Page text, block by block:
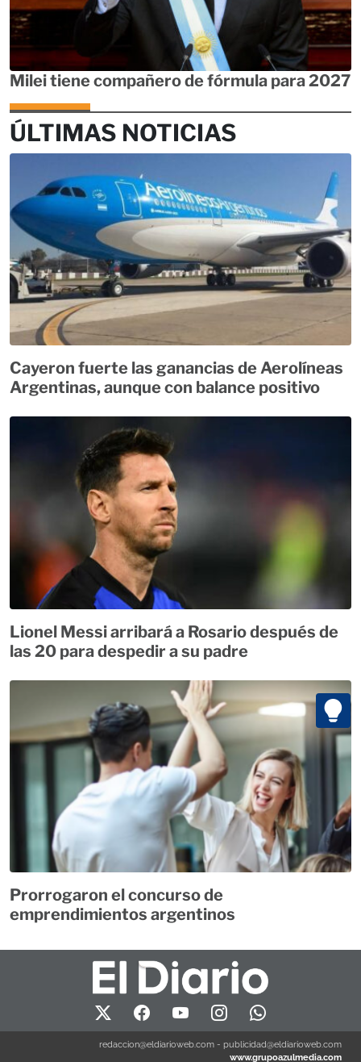
Milei tiene compañero de fórmula para 2027
ÚLTIMAS NOTICIAS
Cayeron fuerte las ganancias de Aerolíneas
Argentinas, aunque con balance positivo
Lionel Messi arribará a Rosario después de
las 20 para despedir a su padre
Prorrogaron el concurso de
emprendimientos argentinos
redaccion@eldiarioweb.com - publicidad@eldiarioweb.com
www.grupoazulmedia.com